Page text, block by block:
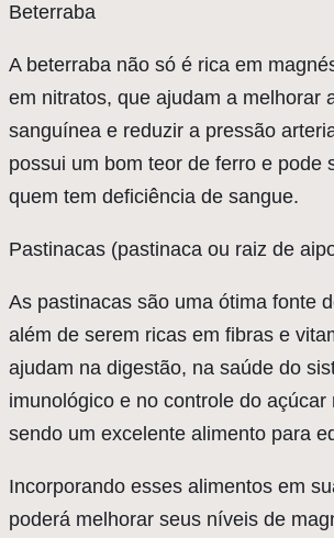
Beterraba
A beterraba não só é rica em
em nitratos, que ajudam a melhorar
sanguínea e reduzir a pressão
possui um bom teor de ferro e pode
quem tem deficiência de sangue.
Pastinacas (pastinaca ou raiz de
As pastinacas são uma ótima fonte
além de serem ricas em fibras e
ajudam na digestão, na saúde do
imunológico e no controle do açúcar
sendo um excelente alimento para
Incorporando esses alimentos em
poderá melhorar seus níveis de